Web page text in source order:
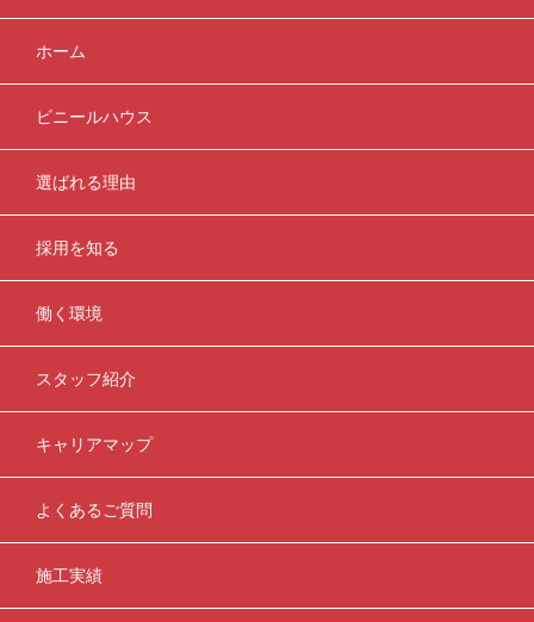
ホーム
ビニールハウス
選ばれる理由
採用を知る
働く環境
スタッフ紹介
キャリアマップ
よくあるご質問
施工実績